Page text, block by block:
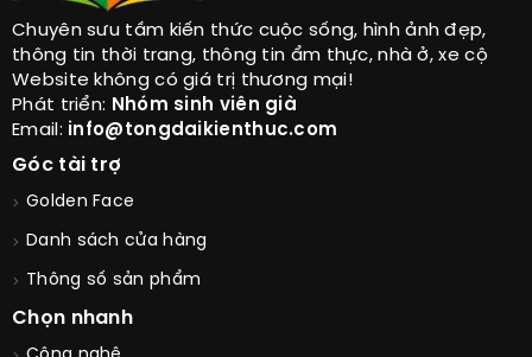
Chuyên sưu tầm kiến thức cuộc sống, hình ảnh đẹp,
thông tin thời trang, thông tin ẩm thực, nhà ở, xe cộ
Website không có giá trị thương mại!
Phát triển: Nhóm sinh viên già
Email: info@tongdaikienthuc.com
Góc tài trợ
Golden Face
Danh sách cửa hàng
Thông số sản phẩm
Chọn nhanh